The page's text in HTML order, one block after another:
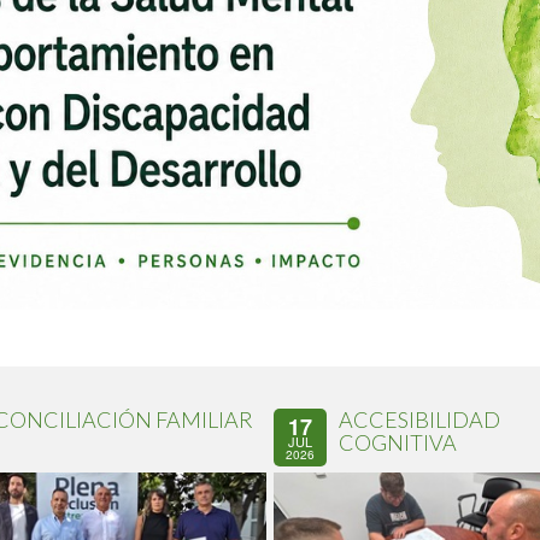
FAMILIAR 17
JUL
2026
ACCESIBILIDAD
COGNITIVA